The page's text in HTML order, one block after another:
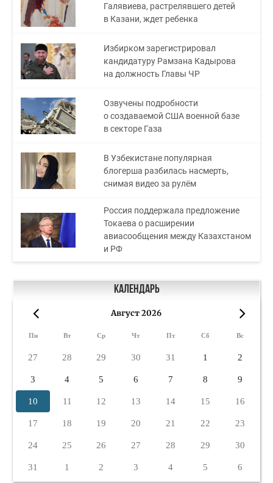
Галявиева, растрелявшего детей
в Казани, ждет ребенка
Избирком зарегистрировал
кандидатуру Рамзана Кадырова
на должность Главы ЧР
Озвучены подробности
о создаваемой США военной базе
в секторе Газа
В Узбекистане популярная
блогерша разбилась насмерть,
снимая видео за рулём
Россия поддержала предложение
Токаева о расширении
авиасообщения между Казахстаном
и РФ
Календарь
Август 2026
Пн Вт Ср Чт Пт Сб Вс
27 28 29 30 31 1 2
3 4 5 6 7 8 9
10 11 12 13 14 15 16
17 18 19 20 21 22 23
24 25 26 27 28 29 30
31 1 2 3 4 5 6